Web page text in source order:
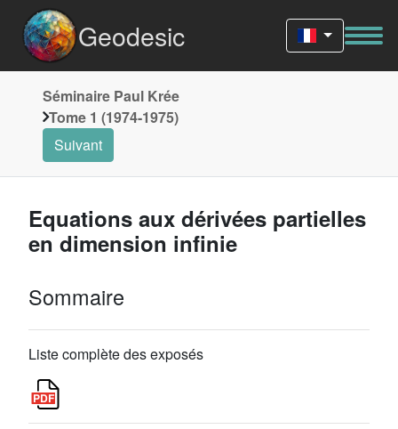
Geodesic
Séminaire Paul Krée
Tome 1 (1974-1975)
Suivant
Equations aux dérivées partielles
en dimension infinie
Sommaire
Liste complète des exposés